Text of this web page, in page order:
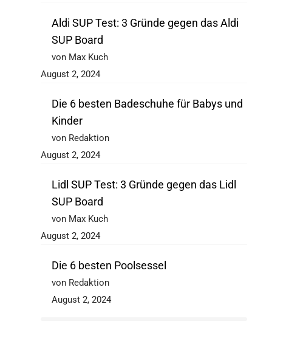
Aldi SUP Test: 3 Gründe gegen das Aldi
SUP Board
von Max Kuch
August 2, 2024
Die 6 besten Badeschuhe für Babys und
Kinder
von Redaktion
August 2, 2024
Lidl SUP Test: 3 Gründe gegen das Lidl
SUP Board
von Max Kuch
August 2, 2024
Die 6 besten Poolsessel
von Redaktion
August 2, 2024